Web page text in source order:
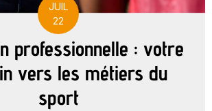
JUIL
22
professionnelle : votre
vers les métiers du
sport